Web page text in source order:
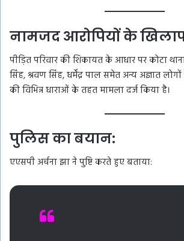
नामजद आरोपियों के
पीड़ित परिवार की शिकायत के आधार पर कोटा
सिंह, श्रवण सिंह, धर्मेंद्र पाल समेत अन्य अज्ञात
की विभिन्न धाराओं के तहत मामला दर्ज किया है।
पुलिस का बयान:
एएसपी अर्चना झा ने पुष्टि करते हुए बताया: